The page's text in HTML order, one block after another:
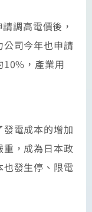
調高電價後，
公司今年也申請
10%，產業用
電成本的增加
重，成為日本政
也發生停、限電